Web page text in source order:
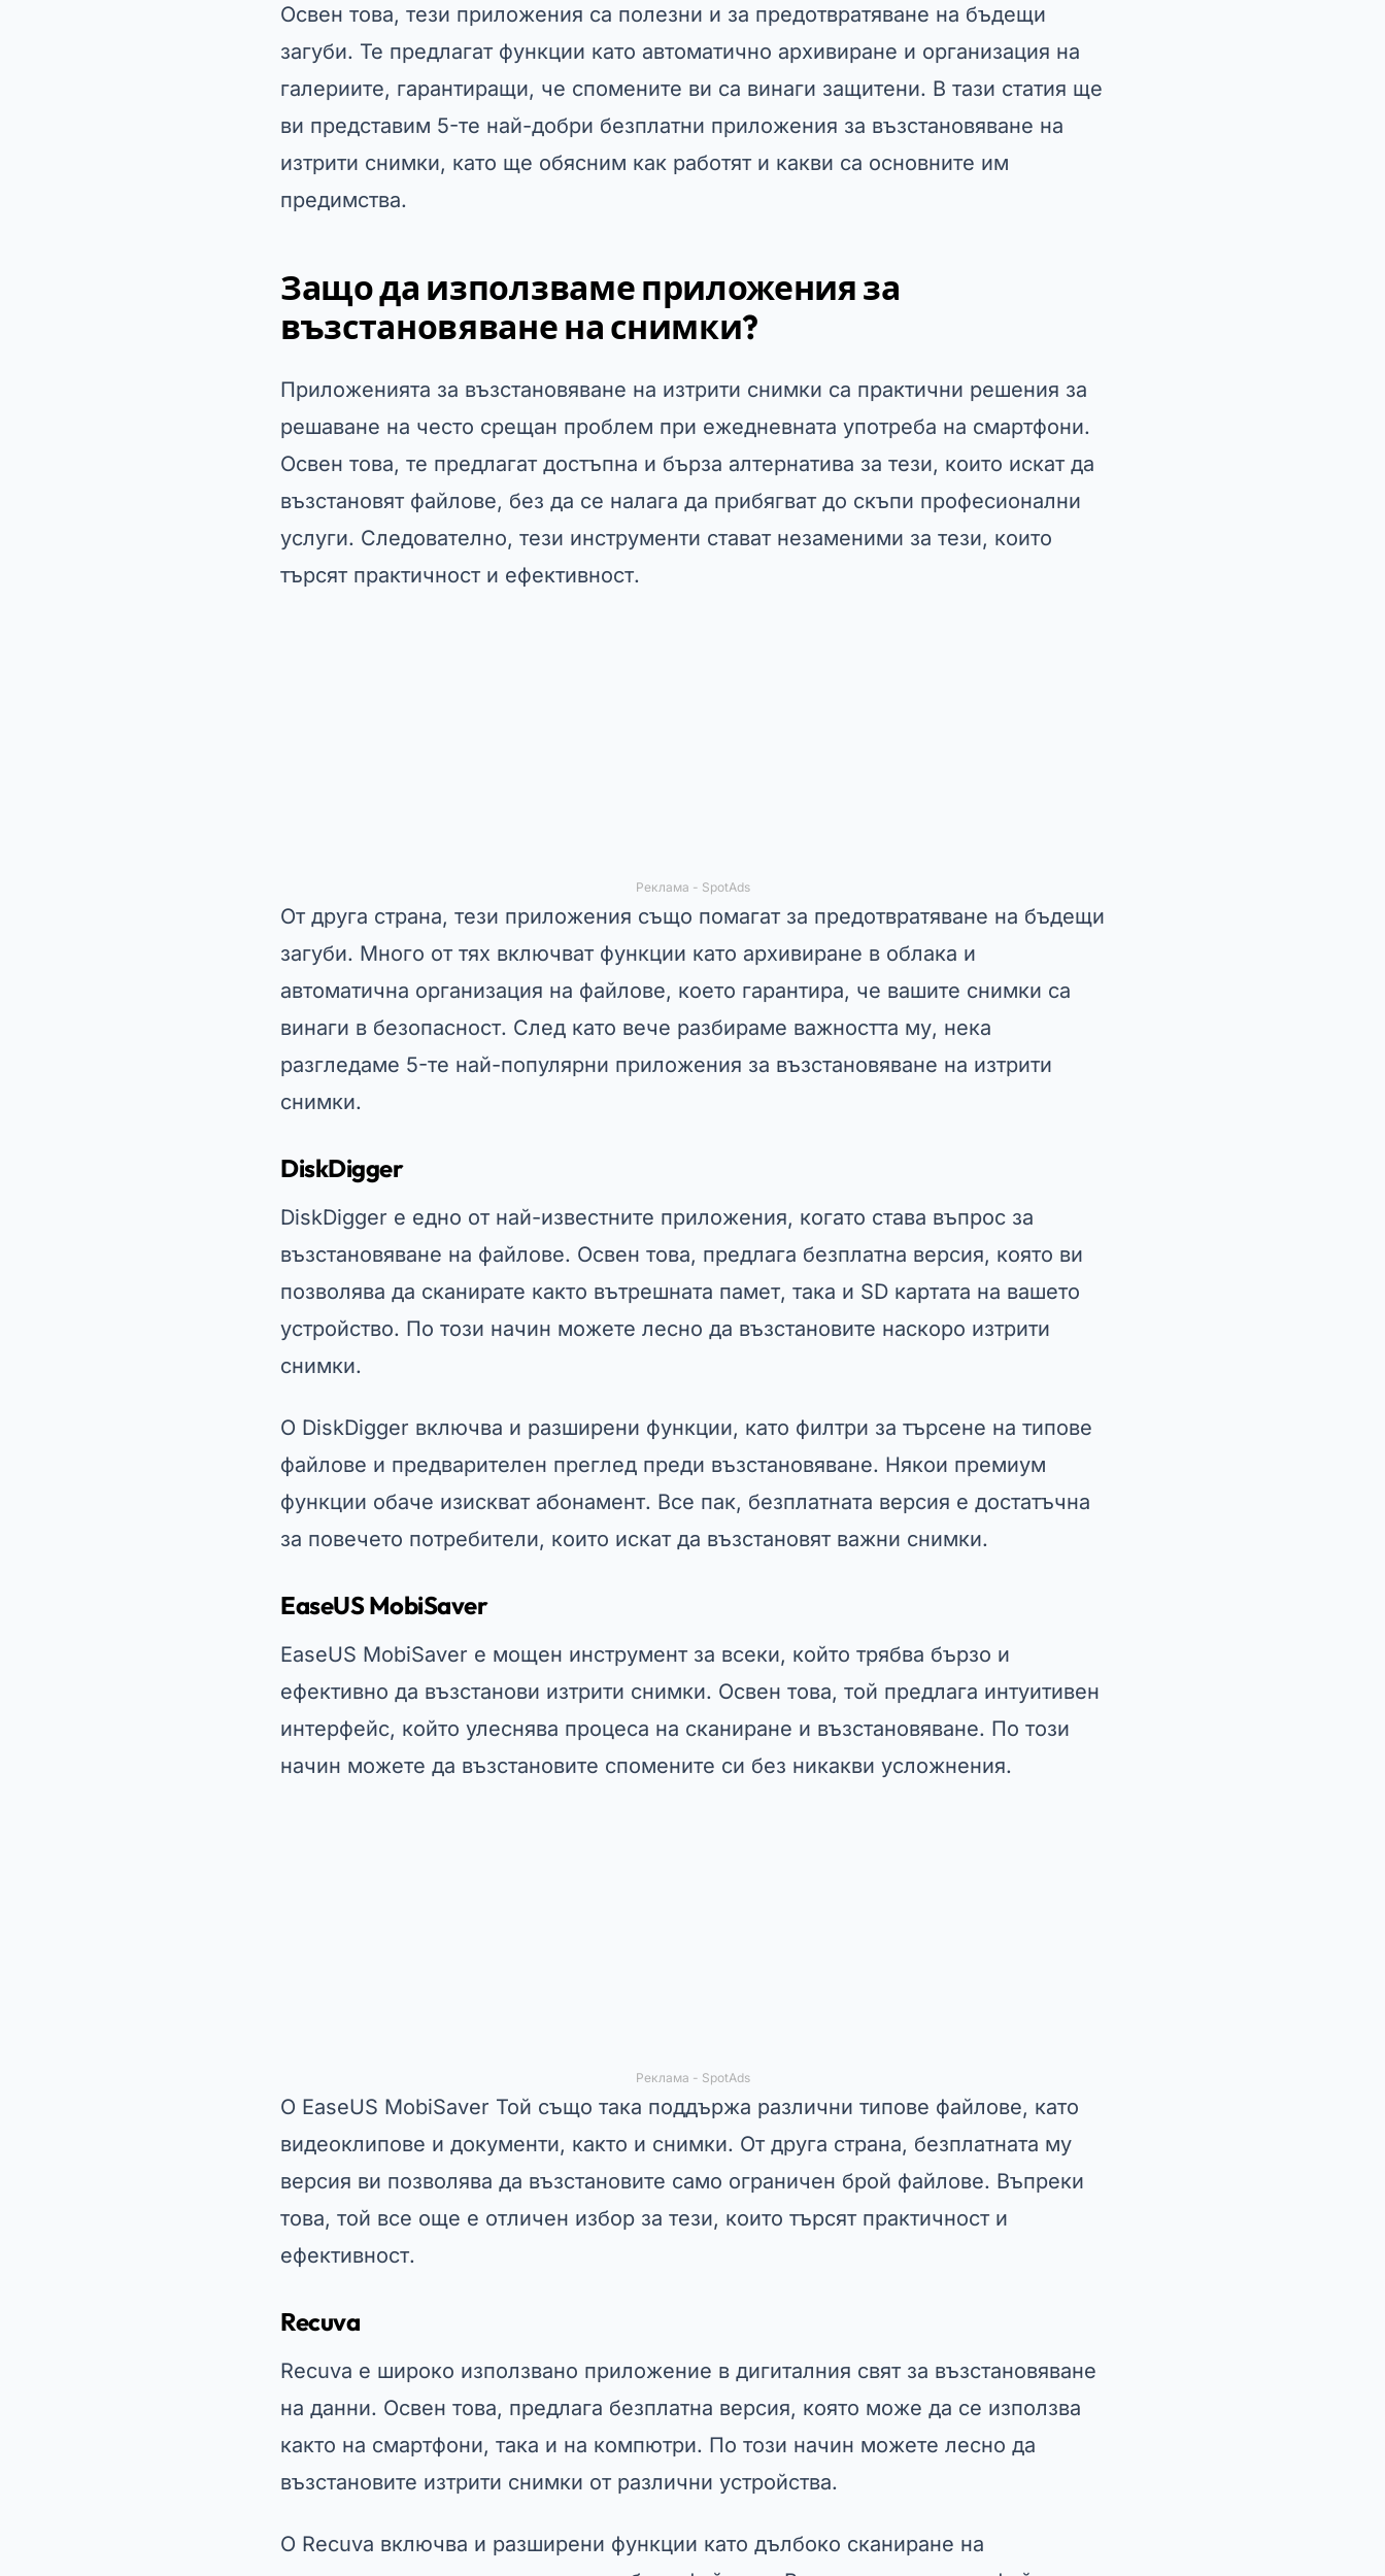
Освен това, тези приложения са полезни и за предотвратяване на бъдещи
загуби. Те предлагат функции като автоматично архивиране и организация на
галериите, гарантиращи, че спомените ви са винаги защитени. В тази статия ще
ви представим 5-те най-добри безплатни приложения за възстановяване на
изтрити снимки, като ще обясним как работят и какви са основните им
предимства.
Защо да използваме приложения за
възстановяване на снимки?
Приложенията за възстановяване на изтрити снимки са практични решения за
решаване на често срещан проблем при ежедневната употреба на смартфони.
Освен това, те предлагат достъпна и бърза алтернатива за тези, които искат да
възстановят файлове, без да се налага да прибягват до скъпи професионални
услуги. Следователно, тези инструменти стават незаменими за тези, които
търсят практичност и ефективност.
Реклама - SpotAds
От друга страна, тези приложения също помагат за предотвратяване на бъдещи
загуби. Много от тях включват функции като архивиране в облака и
автоматична организация на файлове, което гарантира, че вашите снимки са
винаги в безопасност. След като вече разбираме важността му, нека
разгледаме 5-те най-популярни приложения за възстановяване на изтрити
снимки.
DiskDigger
DiskDigger е едно от най-известните приложения, когато става въпрос за
възстановяване на файлове. Освен това, предлага безплатна версия, която ви
позволява да сканирате както вътрешната памет, така и SD картата на вашето
устройство. По този начин можете лесно да възстановите наскоро изтрити
снимки.
О DiskDigger включва и разширени функции, като филтри за търсене на типове
файлове и предварителен преглед преди възстановяване. Някои премиум
функции обаче изискват абонамент. Все пак, безплатната версия е достатъчна
за повечето потребители, които искат да възстановят важни снимки.
EaseUS MobiSaver
EaseUS MobiSaver е мощен инструмент за всеки, който трябва бързо и
ефективно да възстанови изтрити снимки. Освен това, той предлага интуитивен
интерфейс, който улеснява процеса на сканиране и възстановяване. По този
начин можете да възстановите спомените си без никакви усложнения.
Реклама - SpotAds
О EaseUS MobiSaver Той също така поддържа различни типове файлове, като
видеоклипове и документи, както и снимки. От друга страна, безплатната му
версия ви позволява да възстановите само ограничен брой файлове. Въпреки
това, той все още е отличен избор за тези, които търсят практичност и
ефективност.
Recuva
Recuva е широко използвано приложение в дигиталния свят за възстановяване
на данни. Освен това, предлага безплатна версия, която може да се използва
както на смартфони, така и на компютри. По този начин можете лесно да
възстановите изтрити снимки от различни устройства.
О Recuva включва и разширени функции като дълбоко сканиране на